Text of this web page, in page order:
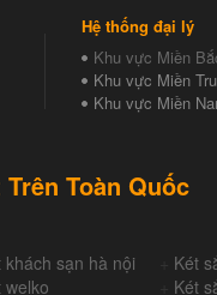
Hệ thống đại lý
Khu vực Miền
Khu vực Miền
Khu vực Miền
Toàn Quốc
khách sạn hà nội Két
welko Két